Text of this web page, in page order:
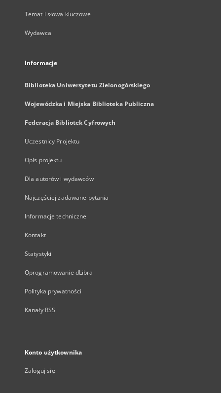
Temat i słowa kluczowe
Wydawca
Informacje
Biblioteka Uniwersytetu Zielonogórskiego
Wojewódzka i Miejska Biblioteka Publiczna
Federacja Bibliotek Cyfrowych
Uczestnicy Projektu
Opis projektu
Dla autorów i wydawców
Najczęściej zadawane pytania
Informacje techniczne
Kontakt
Statystyki
Oprogramowanie dLibra
Polityka prywatności
Kanały RSS
Konto użytkownika
Zaloguj się